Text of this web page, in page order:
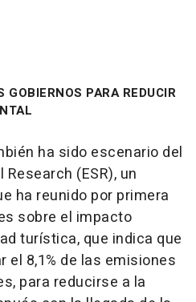
PARA REDUCIR
ha sido escenario del
(ESR), un
ha reunido por primera
sobre el impacto
turística, que indica que
el 8,1% de las emisiones
para reducirse a la